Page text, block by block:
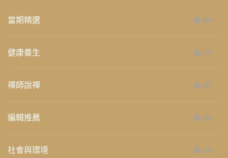
當期精選 658
健康養生 276
禪師說禪 267
編輯推薦 236
社會與環境 235